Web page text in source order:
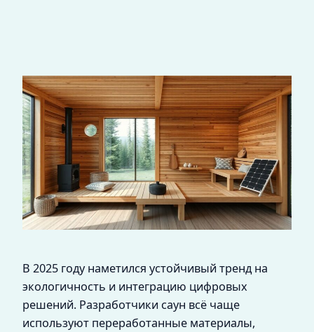
В 2025 году наметился устойчивый тренд на
экологичность и интеграцию цифровых
решений. Разработчики саун всё чаще
используют переработанные материалы,